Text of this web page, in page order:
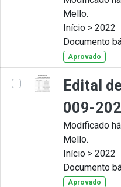
Mello.
Início > 2022
Documento
Aprovado
Edital
009-
Modificado
Mello.
Início > 2022
Documento
Aprovado